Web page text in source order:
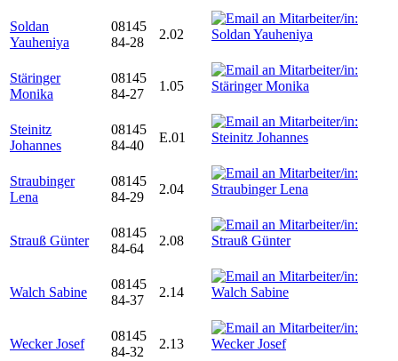
Soldan
Yauheniya
08145
84-28
2.02
Stäringer
Monika
08145
84-27
1.05
Steinitz
Johannes
08145
84-40
E.01
Straubinger
Lena
08145
84-29
2.04
Strauß Günter
08145
84-64
2.08
Walch Sabine
08145
84-37
2.14
Wecker Josef
08145
84-32
2.13